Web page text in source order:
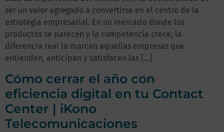
ser un valor agregado a convertirse en el centro de la
estrategia empresarial. En un mercado donde los
productos se parecen y la competencia crece, la
diferencia real la marcan aquellas empresas que
entienden, anticipan y satisfacen las […]
Cómo cerrar el año con
eficiencia digital en tu Contact
Center | iKono
Telecomunicaciones